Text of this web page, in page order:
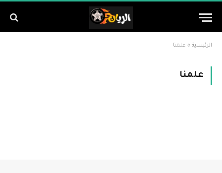
الرئيسية » علمنا
علمنا